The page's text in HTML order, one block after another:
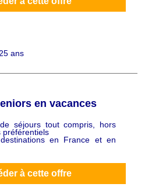
ans
en vacances
séjours tout compris, hors
préférentiels
en France et en
à cette offre